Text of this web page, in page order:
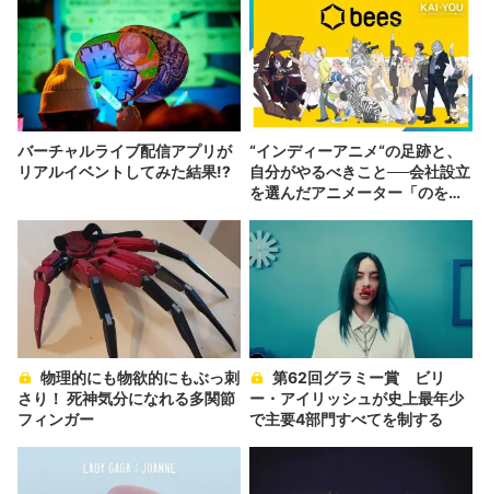
バーチャルライブ配信アプリが
リアルイベントしてみた結果!?
“インディーアニメ“の足跡と、
自分がやるべきこと──会社設立
を選んだアニメーター「のを
さり！ 死神気分になれる多関節
フィンガー
ー・アイリッシュが史上最年少
で主要4部門すべてを制する